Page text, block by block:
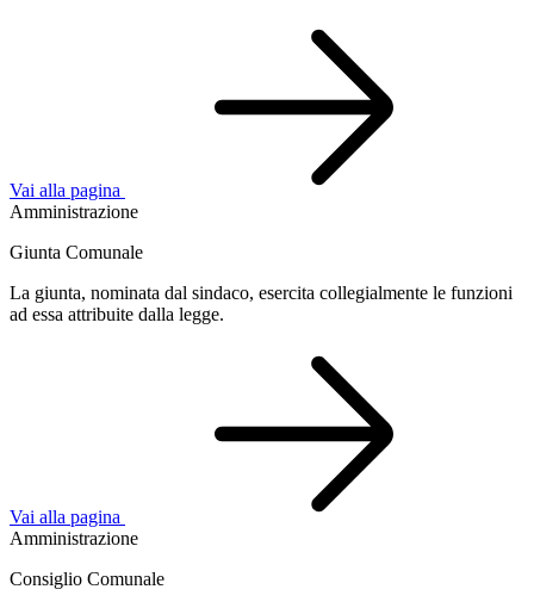
Vai alla pagina
Amministrazione
Giunta Comunale
La giunta, nominata dal sindaco, esercita collegialmente le funzioni
ad essa attribuite dalla legge.
Vai alla pagina
Amministrazione
Consiglio Comunale